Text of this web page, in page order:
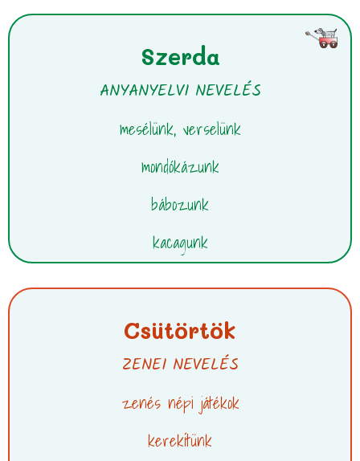
Szerda
ANYANYELVI NEVELÉS
mesélünk, verselünk
mondókázunk
bábozunk
kacagunk
Csütörtök
ZENEI NEVELÉS
zenés népi játékok
kerekítünk